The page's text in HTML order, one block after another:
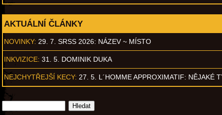
AKTUÁLNÍ ČLÁNKY
NOVINKY: 29. 7. SRSS 2026: NÁZEV ~ MÍSTO
INKVIZICE: 31. 5. DOMINIK DUKA
NEJCHYTŘEJŠÍ KECY: 27. 5. L´HOMME APPROXIMATIF: NĚJAKÉ